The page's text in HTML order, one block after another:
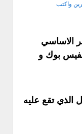
واكتب
الاساسي
بوك و
الذي تقع عليه